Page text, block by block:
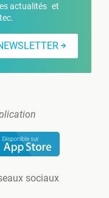
actualités et
sociaux